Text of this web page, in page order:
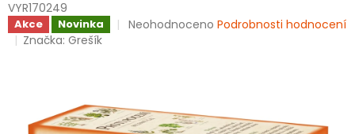
VYR170249
Akce Novinka
Průměrné
5
hvězdiček.
Neohodnoceno Podrobnosti hodnocení
Značka:Grešík